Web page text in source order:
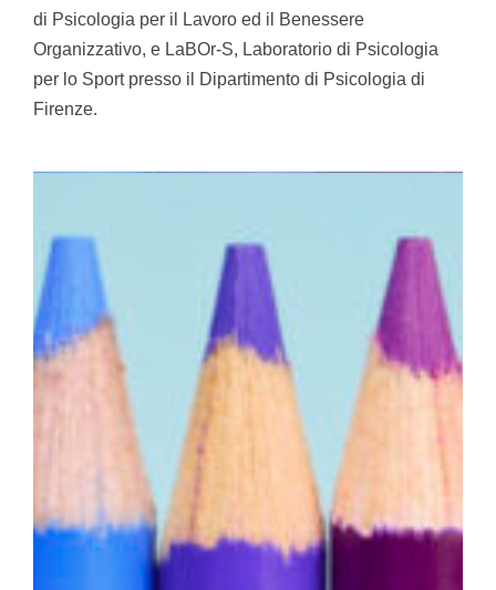
di Psicologia per il Lavoro ed il Benessere
Organizzativo, e LaBOr-S, Laboratorio di Psicologia
per lo Sport presso il Dipartimento di Psicologia di
Firenze.